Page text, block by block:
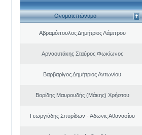
Ονοματεπώνυμο
Αβραμόπουλος Δημήτριος Λάμπρου
Αρναουτάκης Σταύρος Φωκίωνος
Βαρβαρίγος Δημήτριος Αντωνίου
Βορίδης Μαυρουδής (Μάκης) Χρήστου
Γεωργιάδης Σπυρίδων - Άδωνις Αθανασίου